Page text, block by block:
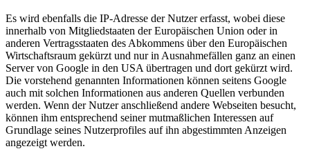
Es wird ebenfalls die IP-Adresse der Nutzer erfasst, wobei diese
innerhalb von Mitgliedstaaten der Europäischen Union oder in
anderen Vertragsstaaten des Abkommens über den Europäischen
Wirtschaftsraum gekürzt und nur in Ausnahmefällen ganz an einen
Server von Google in den USA übertragen und dort gekürzt wird.
Die vorstehend genannten Informationen können seitens Google
auch mit solchen Informationen aus anderen Quellen verbunden
werden. Wenn der Nutzer anschließend andere Webseiten besucht,
können ihm entsprechend seiner mutmaßlichen Interessen auf
Grundlage seines Nutzerprofiles auf ihn abgestimmten Anzeigen
angezeigt werden.